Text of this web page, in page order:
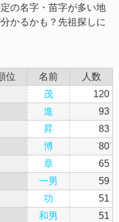
の名字・苗字が多い地
かるかも？先祖探しに
位 名前
人数
茂
120
進
93
昇
83
博
80
章
65
一男
59
功
51
和男
51